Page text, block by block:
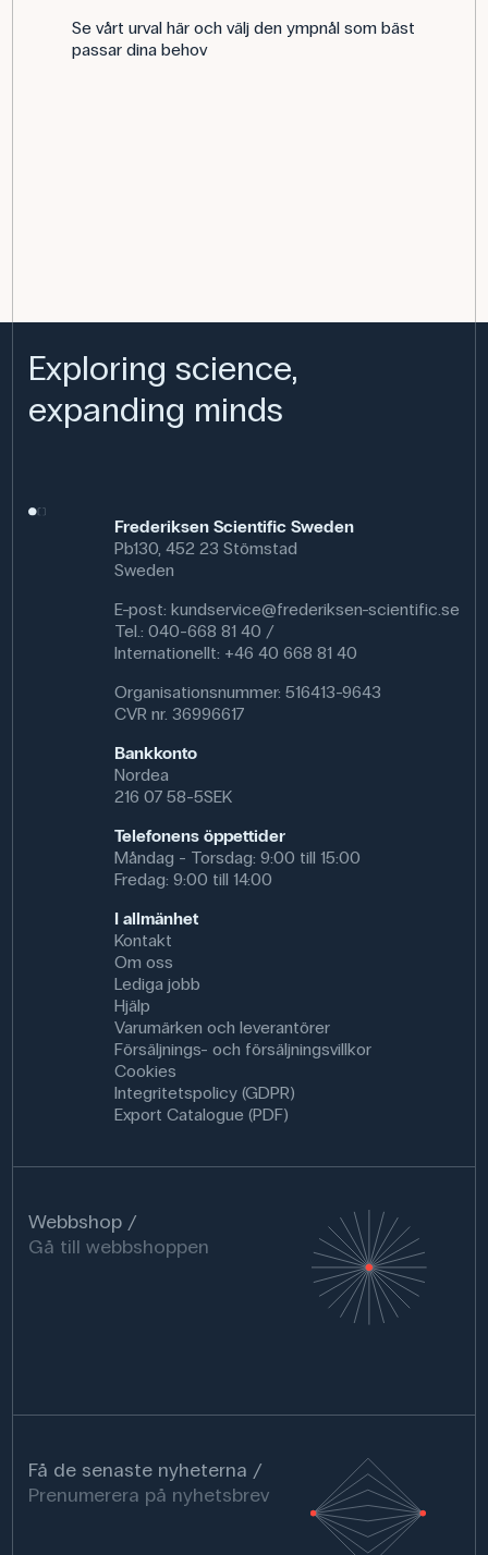
Se vårt urval här och välj den ympnål som bäst
passar dina behov
Exploring science,
expanding minds
Frederiksen Scientific Sweden
Pb130, 452 23 Stömstad
Sweden
E-post: kundservice@frederiksen-scientific.se
Tel.: 040-668 81 40 /
Internationellt: +46 40 668 81 40
Organisationsnummer: 516413-9643
CVR nr. 36996617
Bankkonto
Nordea
216 07 58-5SEK
Telefonens öppettider
Måndag - Torsdag: 9:00 till 15:00
Fredag: 9:00 till 14:00
I allmänhet
Kontakt
Om oss
Lediga jobb
Hjälp
Varumärken och leverantörer
Försäljnings- och försäljningsvillkor
Cookies
Integritetspolicy (GDPR)
Export Catalogue (PDF)
Webbshop
Gå till webbshoppen
Få de senaste nyheterna
Prenumerera på nyhetsbrev